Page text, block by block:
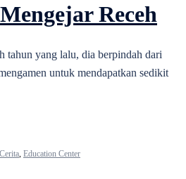
Receh
tahun yang lalu, dia berpindah dari
untuk mendapatkan sedikit
Cerita, Education Center